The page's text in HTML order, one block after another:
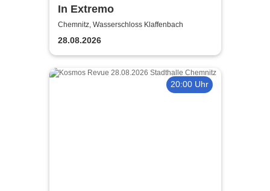
In Extremo
Chemnitz, Wasserschloss Klaffenbach
28.08.2026
20:00 Uhr